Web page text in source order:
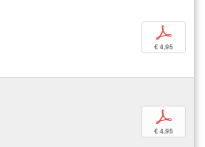
p
€ 4,95
p
€ 4,95